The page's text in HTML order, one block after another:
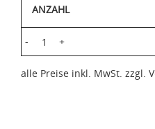
ANZAHL
- +
alle Preise inkl. MwSt. zzgl.